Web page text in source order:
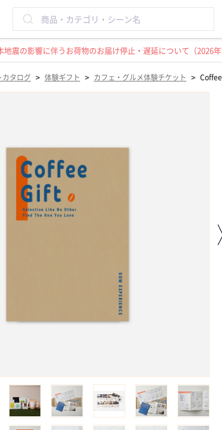
地震の影響に伴うお荷物のお届け停止・遅延について（2026年
カタログ > 体験ギフト > カフェ・グルメ体験チケット >